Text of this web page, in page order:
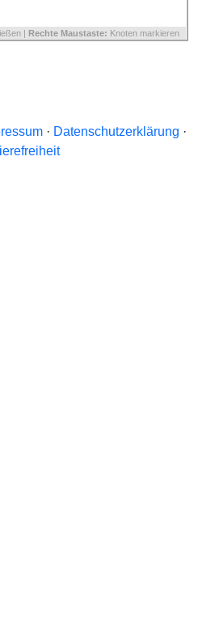
| Rechte Maustaste: Knoten markieren
· Datenschutzerklärung ·